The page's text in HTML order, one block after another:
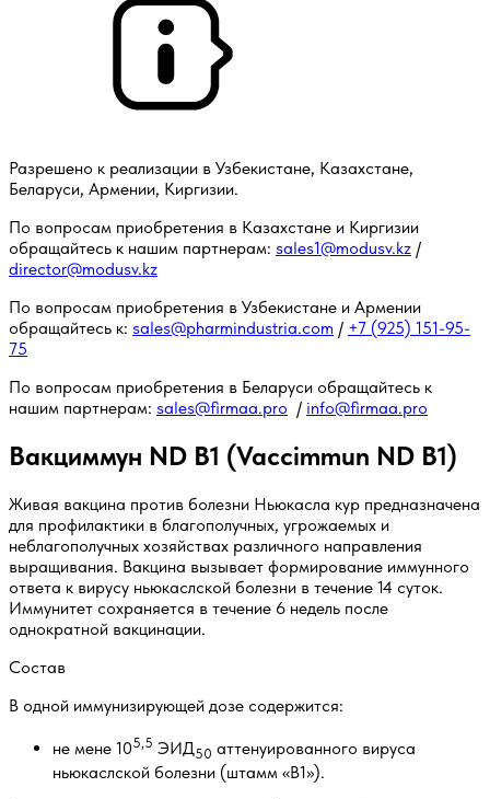
Разрешено к реализации в Узбекистане, Казахстане,
Беларуси, Армении, Киргизии.
По вопросам приобретения в Казахстане и Киргизии
обращайтесь к нашим партнерам: sales1@modusv.kz /
director@modusv.kz
По вопросам приобретения в Узбекистане и Армении
обращайтесь к: sales@pharmindustria.com / +7 (925) 151-95-
75
По вопросам приобретения в Беларуси обращайтесь к
нашим партнерам: sales@firmaa.pro / info@firmaa.pro
Вакциммун ND B1 (Vaccimmun ND B1)
Живая вакцина против болезни Ньюкасла кур предназначена
для профилактики в благополучных, угрожаемых и
неблагополучных хозяйствах различного направления
выращивания. Вакцина вызывает формирование иммунного
ответа к вирусу ньюкаслской болезни в течение 14 суток.
Иммунитет сохраняется в течение 6 недель после
однократной вакцинации.
Состав
В одной иммунизирующей дозе содержится:
не мене 105,5 ЭИД50 аттенуированного вируса
ньюкаслской болезни (штамм «В1»).